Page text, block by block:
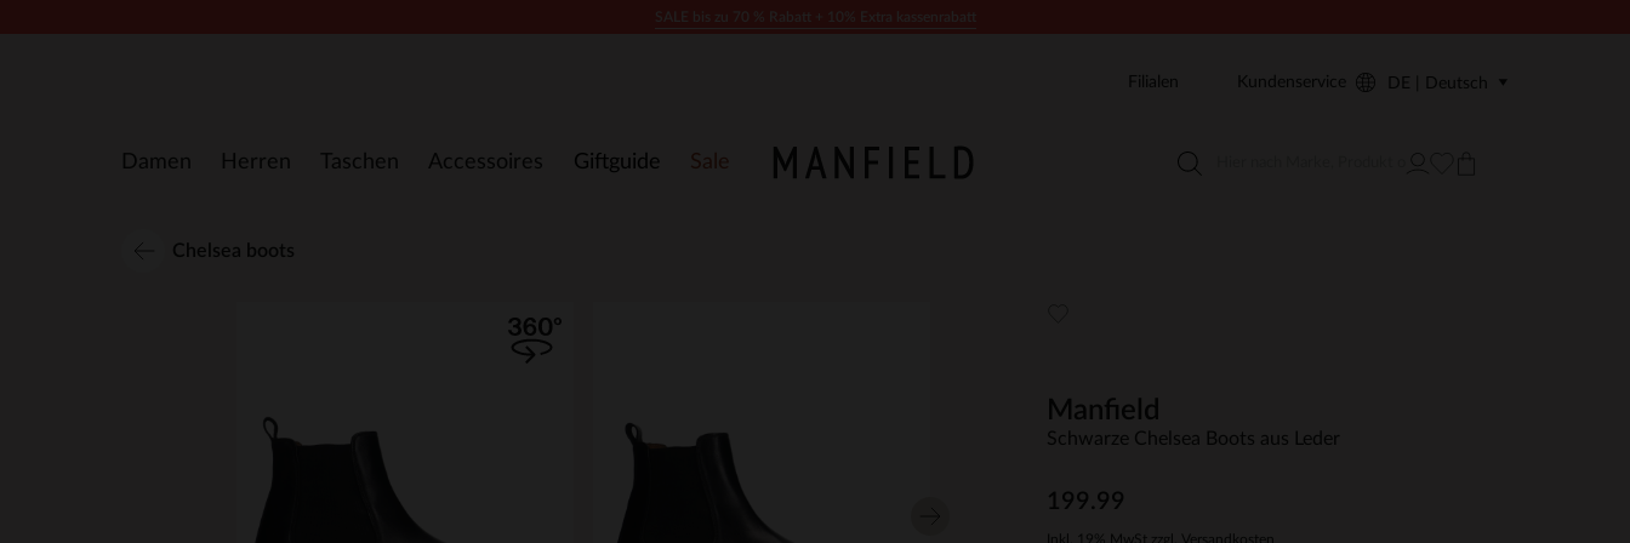
Damen Herren Taschen Accessoires Giftguide Sale
Filialen Kundenservice DE | Deutsch
Chelsea boots
Manfield
Schwarze Chelsea Boots aus Leder
199.99
Inkl. 19% MwSt zzgl. Versandkosten